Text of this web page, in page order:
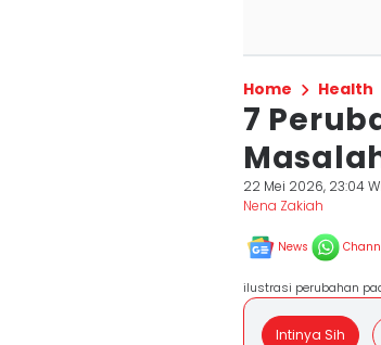
Home Health
7
22 Mei 2026, 23:04
Nena Zakiah
News
ilustrasi perubahan
Intinya Sih